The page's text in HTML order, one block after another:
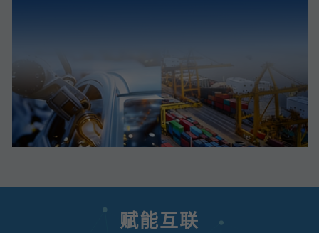
赋能互联